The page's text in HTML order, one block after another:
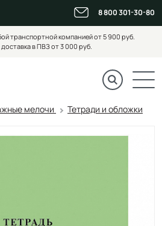
8 800 301-30-80
транспортной компанией от 5 900 руб.
в ПВЗ от 3 000 руб.
мелочи Тетради и обложки